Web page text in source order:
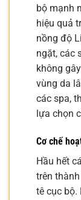
bộ mạnh
hiệu quả
nồng độ
ngặt, các
không
vùng da
các spa,
lựa chọn
Cơ chế
Hầu hết
trên
tê cục bộ.